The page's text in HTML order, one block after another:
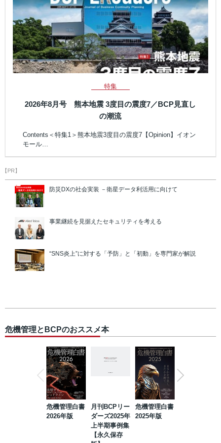
特集
2026年8月号 熊本地震 3度目の震度7／BCP見直し
の潮流
Contents＜特集1＞熊本地震3度目の震度7【Opinion】イオン
モール…
【PR】
防災DXの社会実装 －衛星データ利活用に向けて
事業継続を見据えたセキュリティを考える
“SNS炎上”に対する「予防」と「初動」を専門家が解説
危機管理とBCPのおススメ本
危機管理白書
2026年版
月刊BCPリー
ダーズ2025年
上半期事例集
【永久保存
危機管理白書
2025年版